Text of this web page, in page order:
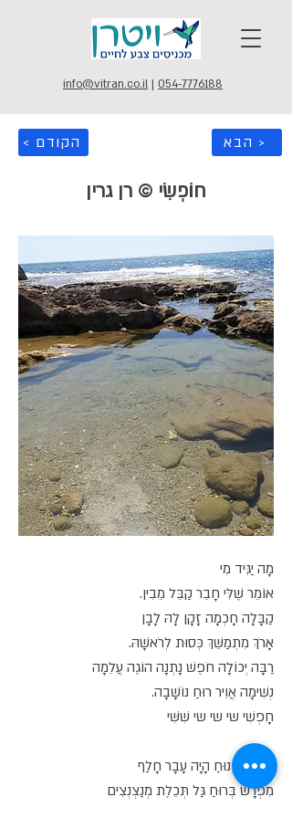
info@vitran.co.il | 054-7776188
< הקודם הבא >
חוֹפְשִׂי © רן גרין
מָה יַגִּיד מִי
אוֹמֵר שֶׁלִּי חָבֵר קַבֵּל מֵבִין.
קַבָּלָה חָכְמָה זָקָן לָהּ לָבָן
אָרֹךְ מִתְמַשֵּׁךְ כְּסוּת לְרֹאשָׁהּ.
רַבָּה יְכוֹלָה חֹפֶשׁ נָתְנָה הוֹגֶה עֲלֵמָה
נְשִׁימָה אֲוִיר רוּחַ נוֹשָׁבָה.
חָפְשִׁי שי שי שי שִׁשִּׁי
גַּלְמוּד זָנוּחַ הָיָה עָבָר חָלַף
מִפְרָשׂ בְּרוּחַ גַּל תְּכֵלֶת מְנַצְנְצִים